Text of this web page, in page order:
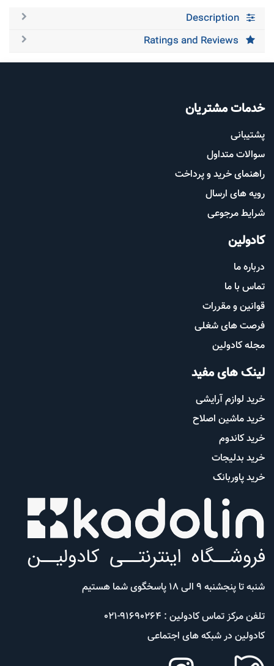
Description
Ratings and Reviews
خدمات مشتریان
پشتیب​​انی
سوالات متداول
راهنمای خرید و پرداخت
رویه های ارسال
شرایط مرجوعی
کادولین
درباره ما
تماس با ما
قوانین و مقررات
فرصت های شغلی
مجله کادولین
لینک های مفید
خرید لوازم آرایشی
خرید ماشین اصلاح
خرید کاندوم
خرید بدلیجات
خرید پاوربانک
شنبه تا پنجشنبه 9 الی 18 پاسخگوی شما هستیم
تلفن مرکز تماس کادولین : 91690264-021
کادولین در شبکه های اجتماعی